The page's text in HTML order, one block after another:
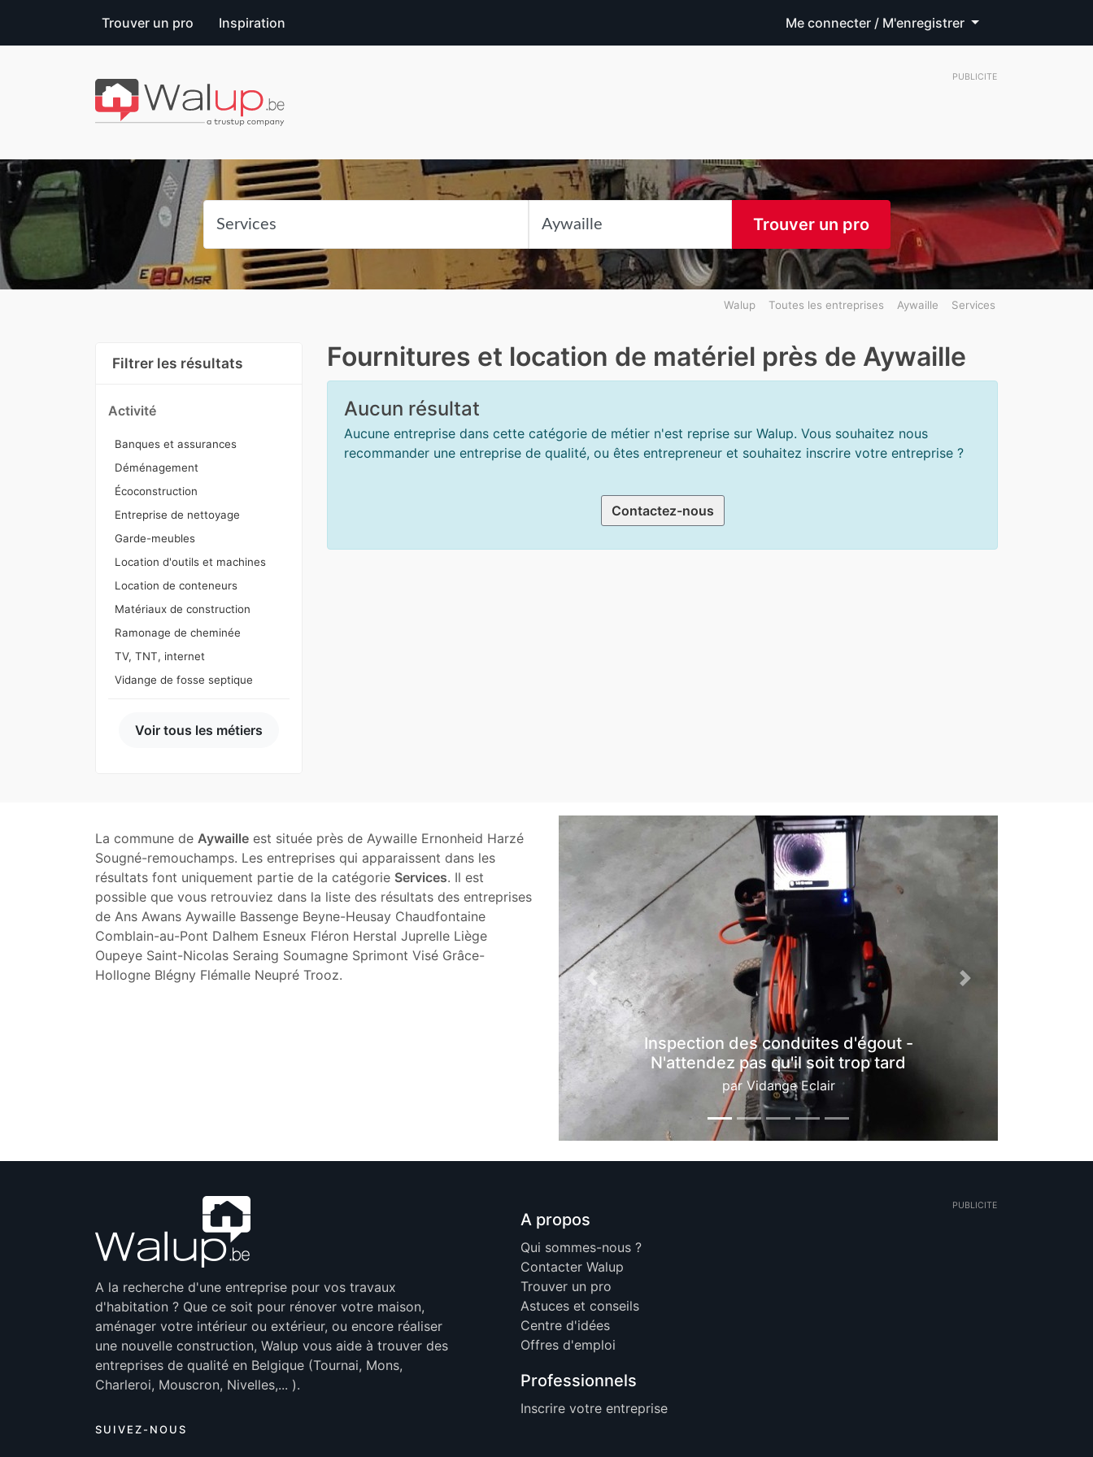
Trouver un pro Inspiration Me connecter / M'enregistrer
PUBLICITE
Trouver un pro
Walup Toutes les entreprises Aywaille Services
Filtrer les résultats
Activité
Banques et assurances
Déménagement
Écoconstruction
Entreprise de nettoyage
Garde-meubles
Location d'outils et machines
Location de conteneurs
Matériaux de construction
Ramonage de cheminée
TV, TNT, internet
Vidange de fosse septique
Voir tous les métiers
Fournitures et location de matériel près de Aywaille
Aucun résultat
Aucune entreprise dans cette catégorie de métier n'est reprise sur Walup. Vous souhaitez nous
recommander une entreprise de qualité, ou êtes entrepreneur et souhaitez inscrire votre entreprise ?
Contactez-nous
La commune de Aywaille est située près de Aywaille Ernonheid Harzé
Sougné-remouchamps. Les entreprises qui apparaissent dans les
résultats font uniquement partie de la catégorie Services. Il est
possible que vous retrouviez dans la liste des résultats des entreprises
de Ans Awans Aywaille Bassenge Beyne-Heusay Chaudfontaine
Comblain-au-Pont Dalhem Esneux Fléron Herstal Juprelle Liège
Oupeye Saint-Nicolas Seraing Soumagne Sprimont Visé Grâce-
Hollogne Blégny Flémalle Neupré Trooz.
Inspection des conduites d'égout -
N'attendez pas qu'il soit trop tard
par Vidange Eclair
Previous Next
A la recherche d'une entreprise pour vos travaux
d'habitation ? Que ce soit pour rénover votre maison,
aménager votre intérieur ou extérieur, ou encore réaliser
une nouvelle construction, Walup vous aide à trouver des
entreprises de qualité en Belgique (Tournai, Mons,
Charleroi, Mouscron, Nivelles,... ).
SUIVEZ-NOUS
A propos
Qui sommes-nous ?
Contacter Walup
Trouver un pro
Astuces et conseils
Centre d'idées
Offres d'emploi
Professionnels
Inscrire votre entreprise
PUBLICITE